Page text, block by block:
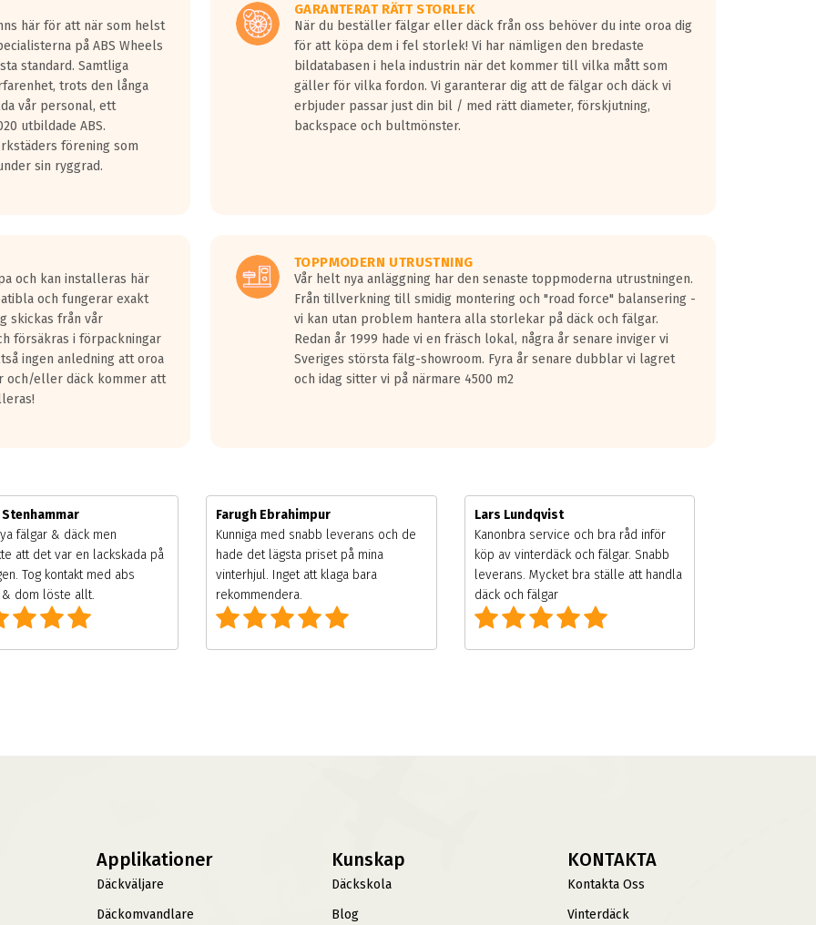
lastbilar.
på en väg där det ligger 0.5-1.5 mm vatten.
fyra billängder( ca 18meter) mellan däck med betyg A gentemot
överträffa motorljudet.
ett däck med vågar. Hög bullernivå markeras med svarta vågor
kraven som finns i dagsläget, men är inte längre tillåtna enligt nya
här för att när som helst
på ABS Wheels
standard. Samtliga
trots den långa
vår personal, ett
utbildade ABS.
förening som
sin ryggrad.
GARANTERAT RÄTT STORLEK
När du beställer fälgar eller däck från oss behöver du inte oroa dig
för att köpa dem i fel storlek! Vi har nämligen den bredaste
bildatabasen i hela industrin när det kommer till vilka mått som
gäller för vilka fordon. Vi garanterar dig att de fälgar och däck vi
erbjuder passar just din bil / med rätt diameter, förskjutning,
backspace och bultmönster.
och kan installeras här
och fungerar exakt
skickas från vår
försäkras i förpackningar
ingen anledning att oroa
och/eller däck kommer att
TOPPMODERN UTRUSTNING
Vår helt nya anläggning har den senaste toppmoderna utrustningen.
Från tillverkning till smidig montering och "road force" balansering -
vi kan utan problem hantera alla storlekar på däck och fälgar.
Redan år 1999 hade vi en fräsch lokal, några år senare inviger vi
Sveriges största fälg-showroom. Fyra år senare dubblar vi lagret
och idag sitter vi på närmare 4500 m2
Stenhammar
fälgar & däck men
att det var en lackskada på
Tog kontakt med abs
dom löste allt.
Farugh Ebrahimpur
Kunniga med snabb leverans och de
hade det lägsta priset på mina
vinterhjul. Inget att klaga bara
rekommendera.
Lars Lundqvist
Kanonbra service och bra råd inför
köp av vinterdäck och fälgar. Snabb
leverans. Mycket bra ställe att handla
däck och fälgar
Applikationer
Däckväljare
Däckomvandlare
Kunskap
Däckskola
Blog
KONTAKTA
Kontakta Oss
Vinterdäck